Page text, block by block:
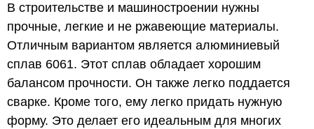
В строительстве и машиностроении нужны
прочные, легкие и не ржавеющие материалы.
Отличным вариантом является алюминиевый
сплав 6061. Этот сплав обладает хорошим
балансом прочности. Он также легко поддается
сварке. Кроме того, ему легко придать нужную
форму. Это делает его идеальным для многих